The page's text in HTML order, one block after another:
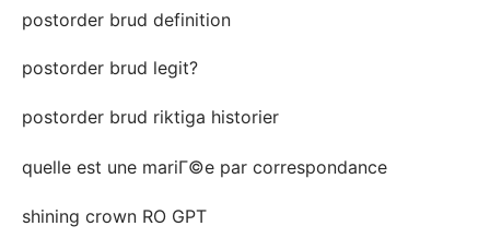
postorder brud definition
postorder brud legit?
postorder brud riktiga historier
quelle est une mariГ©e par correspondance
shining crown RO GPT